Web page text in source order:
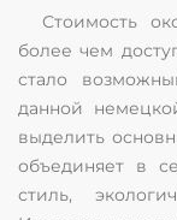
Стоимость
более чем
стало
данной
выделить
объединяет в
стиль,